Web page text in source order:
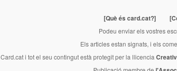
[Què és card.cat?]
Podeu enviar els vostres
Els articles estan signats, i els
Card.cati tot el seu contingut està protegit per la llicencia